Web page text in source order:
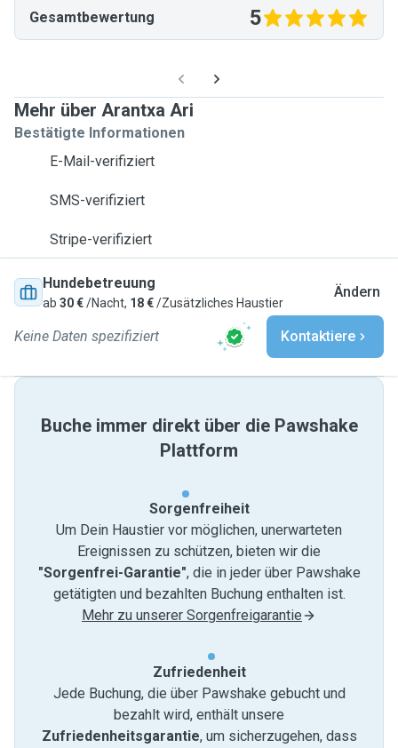
Gesamtbewertung 5
Mehr über Arantxa Ari
Bestätigte Informationen
E-Mail-verifiziert
SMS-verifiziert
Stripe-verifiziert
Hundebetreuung
ab 30 €/Nacht, 18 €/Zusätzliches Haustier
Ändern
Keine Daten spezifiziert Kontaktiere
Buche immer direkt über die Pawshake
Plattform
Sorgenfreiheit
Um Dein Haustier vor möglichen, unerwarteten
Ereignissen zu schützen, bieten wir die
"Sorgenfrei-Garantie", die in jeder über Pawshake
getätigten und bezahlten Buchung enthalten ist.
Mehr zu unserer Sorgenfreigarantie
Zufriedenheit
Jede Buchung, die über Pawshake gebucht und
bezahlt wird, enthält unsere
Zufriedenheitsgarantie, um sicherzugehen, dass